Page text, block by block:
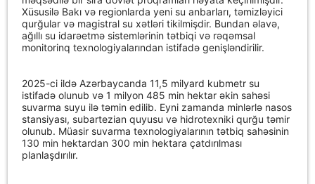
Xüsusilə Bakı və regionlarda yeni su anbarları, təmizləyici
qurğular və magistral su xətləri tikilmişdir. Bundan əlavə,
ağıllı su idarəetmə sistemlərinin tətbiqi və rəqəmsal
monitorinq texnologiyalarından istifadə genişləndirilir.
2025-ci ildə Azərbaycanda 11,5 milyard kubmetr su
istifadə olunub və 1 milyon 485 min hektar əkin sahəsi
suvarma suyu ilə təmin edilib. Eyni zamanda minlərlə nasos
stansiyası, subartezian quyusu və hidrotexniki qurğu təmir
olunub. Müasir suvarma texnologiyalarının tətbiq sahəsinin
130 min hektardan 300 min hektara çatdırılması
planlaşdırılır.